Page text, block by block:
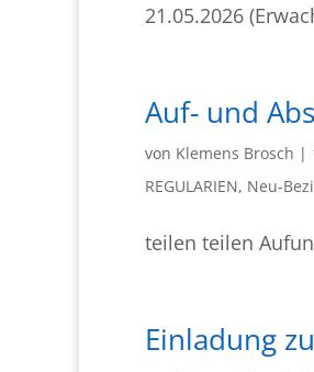
21.05.2026
Auf- und
von Klemens Brosch |
REGULARIEN, Neu-
teilen teilen
Einladung